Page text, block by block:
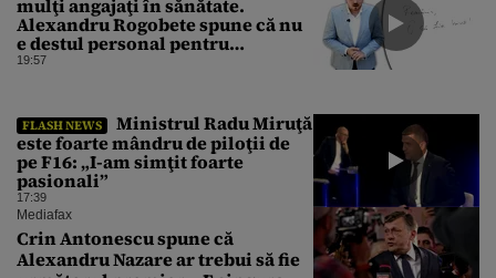
mulţi angajaţi în sănătate.
Alexandru Rogobete spune că nu
e destul personal pentru
combaterea infecţiilor
19:57
FLASH NEWS
Ministrul Radu Miruţă
este foarte mândru de piloţii de
pe F16: „I-am simţit foarte
pasionali”
17:39
Mediafax
Crin Antonescu spune că
Alexandru Nazare ar trebui să fie